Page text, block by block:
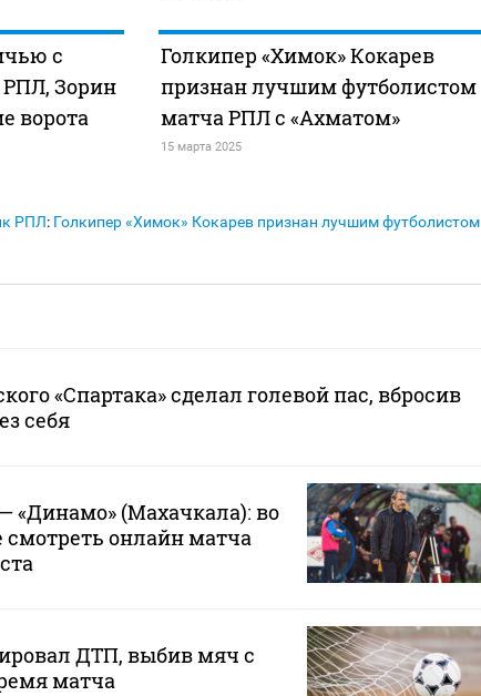
с
Зорин
ворота
Голкипер «Химок» Кокарев
признан лучшим футболистом
матча РПЛ с «Ахматом»
15 марта 2025
РПЛ: Голкипер «Химок» Кокарев признан лучшим футболистом
«Спартака» сделал голевой пас, вбросив
себя
«Динамо» (Махачкала): во
смотреть онлайн матча
ДТП, выбив мяч с
матча